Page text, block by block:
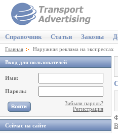
Справочник Статьи Законы
Главная Наружная реклама на экспрессах
Вход для пользователей
Имя:
Пароль:
Забыли пароль?
Регистрация
Сейчас на сайте